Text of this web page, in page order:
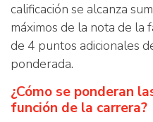
calificación se alcanza
máximos de la nota de la
de 4 puntos adicionales
ponderada.
¿Cómo se ponderan
función de la carrera?